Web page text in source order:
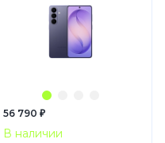
56 790 ₽
В наличии